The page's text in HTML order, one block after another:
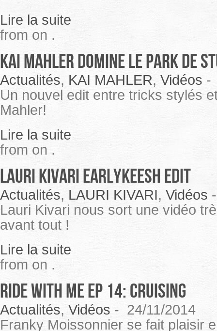
Lire la suite
from on .
Kai Mahler domine le park de
Actualités, KAI MAHLER, Vidéos -
Un nouvel edit entre tricks stylés
Mahler!
Lire la suite
from on .
Lauri Kivari Earlykeesh edit
Actualités, LAURI KIVARI, Vidéos
Lauri Kivari nous sort une vidéo
avant tout !
Lire la suite
from on .
Ride With Me Ep 14: Cruising
Actualités, Vidéos - 24/11/2014
Franky Moissonnier se fait plaisir